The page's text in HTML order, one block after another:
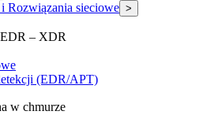
Rozwiązania sieciowe >
– XDR
(EDR/APT)
w chmurze